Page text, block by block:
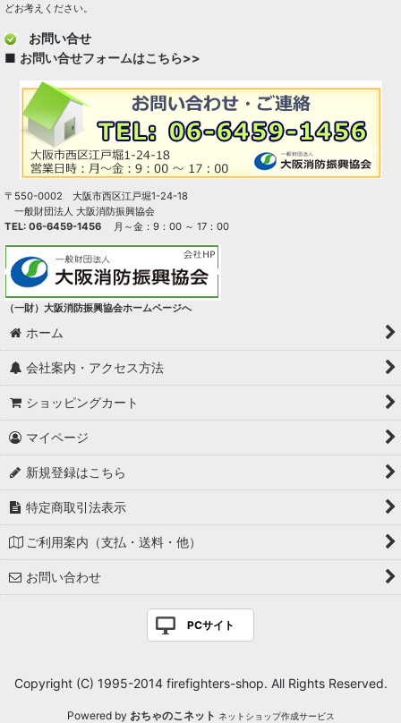
どお考えください。
お問い合せ
■ お問い合せフォームはこちら>>
〒550-0002 大阪市西区江戸堀1-24-18
一般財団法人 大阪消防振興協会
TEL: 06-6459-1456 月～金：9：00 ～ 17：00
（一財）大阪消防振興協会ホームページへ
ホーム
会社案内・アクセス方法
ショッピングカート
マイページ
新規登録はこちら
特定商取引法表示
ご利用案内（支払・送料・他）
お問い合わせ
PCサイト
Copyright (C) 1995-2014 firefighters-shop. All Rights Reserved.
Powered by おちゃのこネット ネットショップ作成サービス